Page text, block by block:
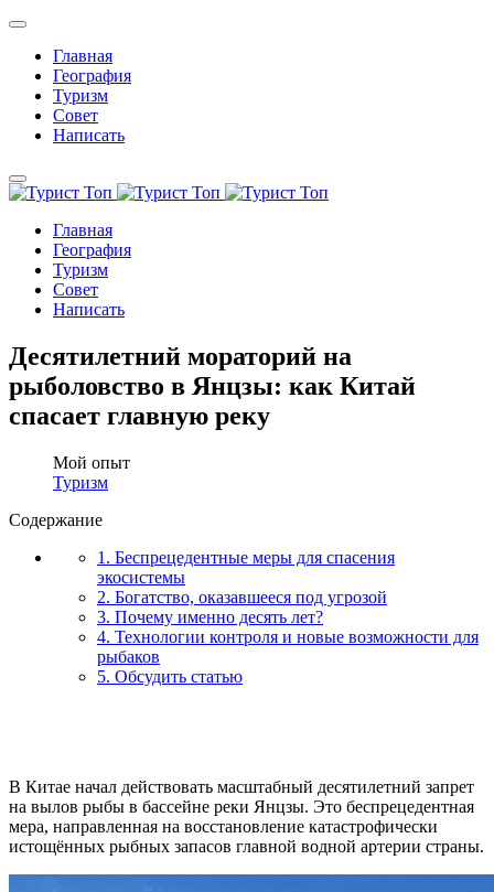
Главная
География
Туризм
Совет
Написать
Главная
География
Туризм
Совет
Написать
Десятилетний мораторий на
рыболовство в Янцзы: как Китай
спасает главную реку
Мой опыт
Туризм
Содержание
1. Беспрецедентные меры для спасения
экосистемы
2. Богатство, оказавшееся под угрозой
3. Почему именно десять лет?
4. Технологии контроля и новые возможности для
рыбаков
5. Обсудить статью
В Китае начал действовать масштабный десятилетний запрет
на вылов рыбы в бассейне реки Янцзы. Это беспрецедентная
мера, направленная на восстановление катастрофически
истощённых рыбных запасов главной водной артерии страны.